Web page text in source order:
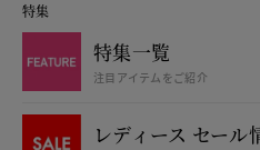
特集
特集一覧
注目アイテムをご紹介
レディース セール